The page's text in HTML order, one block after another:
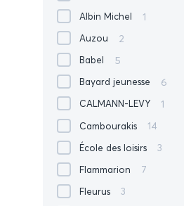
Albin Michel 1
Auzou 2
Babel 5
Bayard jeunesse 6
CALMANN-LEVY 1
Cambourakis 14
École des loisirs 3
Flammarion 7
Fleurus 3